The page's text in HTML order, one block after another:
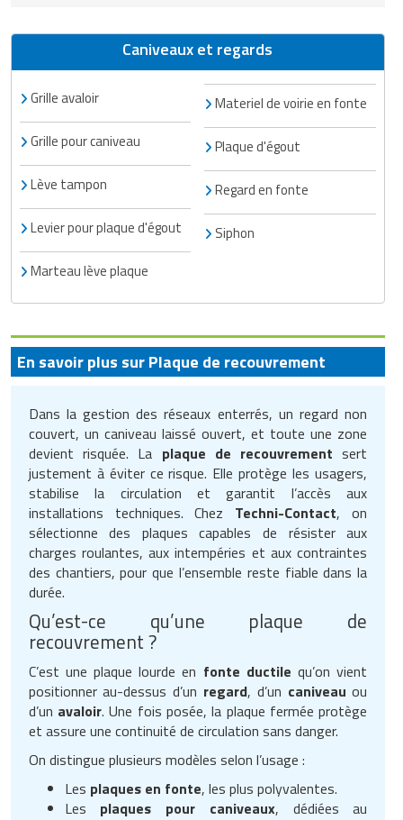
Caniveaux et regards
Grille avaloir
Grille pour caniveau
Lève tampon
Levier pour plaque d'égout
Marteau lève plaque
Materiel de voirie en fonte
Plaque d'égout
Regard en fonte
Siphon
En savoir plus sur Plaque de recouvrement
Dans la gestion des réseaux enterrés, un regard non
couvert, un caniveau laissé ouvert, et toute une zone
devient risquée. La plaque de recouvrement sert
justement à éviter ce risque. Elle protège les usagers,
stabilise la circulation et garantit l’accès aux
installations techniques. Chez Techni-Contact, on
sélectionne des plaques capables de résister aux
charges roulantes, aux intempéries et aux contraintes
des chantiers, pour que l’ensemble reste fiable dans la
durée.
Qu’est-ce qu’une plaque de
recouvrement ?
C’est une plaque lourde en fonte ductile qu’on vient
positionner au-dessus d’un regard, d’un caniveau ou
d’un avaloir. Une fois posée, la plaque fermée protège
et assure une continuité de circulation sans danger.
On distingue plusieurs modèles selon l’usage :
Les plaques en fonte, les plus polyvalentes.
Les plaques pour caniveaux, dédiées au